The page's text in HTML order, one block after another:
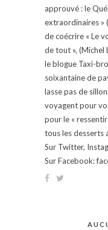
approuvé : le
extraordinaires »
de coécrire « Le
de tout », (Michel
le blogue Taxi-
soixantaine de
lasse pas de
voyagent pour
pour le «
tous les desserts
Sur Twitter,
Sur Facebook: